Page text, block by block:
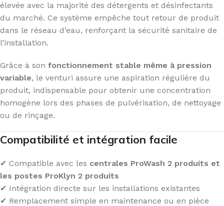
élevée avec la majorité des détergents et désinfectants
du marché. Ce système empêche tout retour de produit
dans le réseau d’eau, renforçant la sécurité sanitaire de
l’installation.
Grâce à son fonctionnement stable même à pression
variable, le venturi assure une aspiration régulière du
produit, indispensable pour obtenir une concentration
homogène lors des phases de pulvérisation, de nettoyage
ou de rinçage.
Compatibilité et intégration facile
✔ Compatible avec les centrales ProWash 2 produits et
les postes ProKlyn 2 produits
✔ Intégration directe sur les installations existantes
✔ Remplacement simple en maintenance ou en pièce